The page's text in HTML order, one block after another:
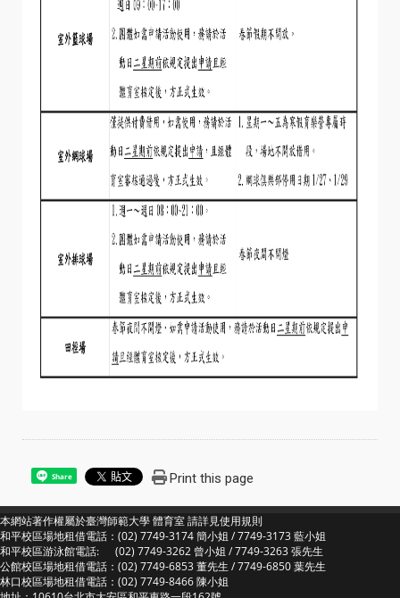
Share Print this page
本網站著作權屬於臺灣師範大學 體育室 請詳見使用規則
和平校區場地租借電話：(02) 7749-3174 簡小姐 / 7749-3173 藍小姐
和平校區游泳館電話: (02) 7749-3262 曾小姐 / 7749-3263 張先生
公館校區場地租借電話：(02) 7749-6853 董先生 / 7749-6850 葉先生
林口校區場地租借電話：(02) 7749-8466 陳小姐